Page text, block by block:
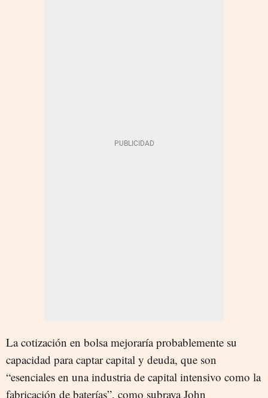
La cotización en bolsa mejoraría probablemente su
capacidad para captar capital y deuda, que son
“esenciales en una industria de capital intensivo como la
fabricación de baterías”, como subraya John